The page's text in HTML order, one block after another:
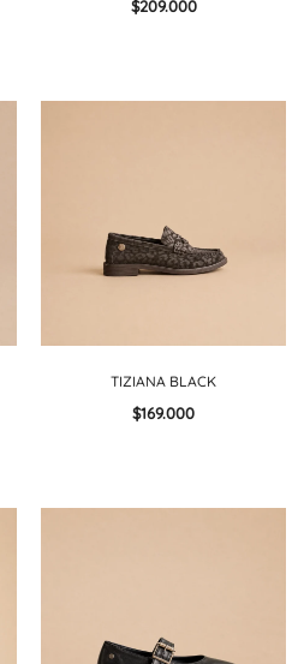
$209.000
TIZIANA BLACK
$169.000